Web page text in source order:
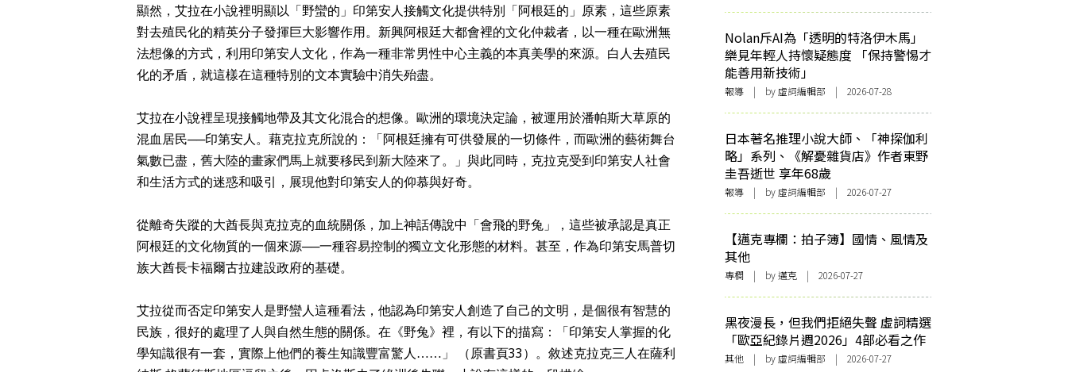
顯然，艾拉在小說裡明顯以「野蠻的」印第安人接觸文化提供特別「阿根廷的」原素，這些原素
對去殖民化的精英分子發揮巨大影響作用。新興阿根廷大都會裡的文化仲裁者，以一種在歐洲無
法想像的方式，利用印第安人文化，作為一種非常男性中心主義的本真美學的來源。白人去殖民
化的矛盾，就這樣在這種特別的文本實驗中消失殆盡。
艾拉在小說裡呈現接觸地帶及其文化混合的想像。歐洲的環境決定論，被運用於潘帕斯大草原的
混血居民──印第安人。藉克拉克所說的：「阿根廷擁有可供發展的一切條件，而歐洲的藝術舞台
氣數已盡，舊大陸的畫家們馬上就要移民到新大陸來了。」與此同時，克拉克受到印第安人社會
和生活方式的迷惑和吸引，展現他對印第安人的仰慕與好奇。
從離奇失蹤的大酋長與克拉克的血統關係，加上神話傳說中「會飛的野兔」，這些被承認是真正
阿根廷的文化物質的一個來源──一種容易控制的獨立文化形態的材料。甚至，作為印第安馬普切
族大酋長卡福爾古拉建設政府的基礎。
艾拉從而否定印第安人是野蠻人這種看法，他認為印第安人創造了自己的文明，是個很有智慧的
民族，很好的處理了人與自然生態的關係。在《野兔》裡，有以下的描寫：「印第安人掌握的化
學知識很有一套，實際上他們的養生知識豐富驚人……」 （原書頁33）。敘述克拉克三人在薩利
Nolan斥AI為「透明的特洛伊木馬」
樂見年輕人持懷疑態度 「保持警惕才
能善用新技術」
報導 | by 虛詞編輯部 | 2026-07-28
日本著名推理小說大師、「神探伽利
略」系列、《解憂雜貨店》作者東野
圭吾逝世 享年68歲
報導 | by 虛詞編輯部 | 2026-07-27
【邁克專欄：拍子簿】國情、風情及
其他
專欄 | by邁克 | 2026-07-27
黑夜漫長，但我們拒絕失聲 虛詞精選
「歐亞紀錄片週2026」4部必看之作
其他 | by 虛詞編輯部 | 2026-07-27